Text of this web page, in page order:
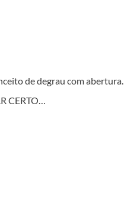
de degrau com abertura.
CERTO…